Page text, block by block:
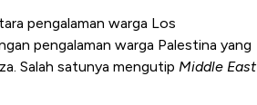
pengalaman warga Los
pengalaman warga Palestina yang
Salah satunya mengutip Middle East